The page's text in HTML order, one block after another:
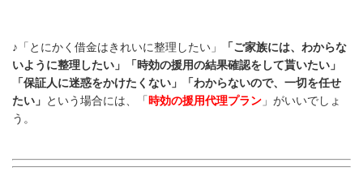
♪ 「とにかく借金はきれいに整理したい」
「ご家族には、わからな
いように整理したい」「時効の援用の結果確認をして貰いたい」
「保証人に迷惑をかけたくない」「わからないので、一切を任せ
たい」 という場合には、「時効の援用代理プラン 」がいいでしょ
う。